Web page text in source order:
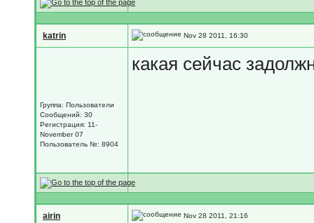
katrin Nov 28 2011, 16:30
Группа: Пользователи
Сообщений: 30
Регистрация: 11-
November 07
Пользователь №: 8904
какая сейчас
airin Nov 28 2011, 21:16